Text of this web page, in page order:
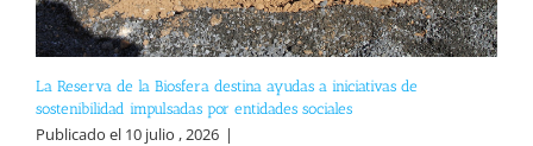
La Reserva de la Biosfera destina ayudas a iniciativas de
sostenibilidad impulsadas por entidades sociales
Publicado el 10 julio , 2026 |